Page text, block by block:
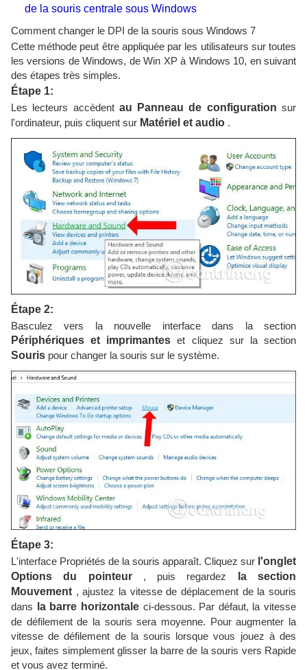
de la souris centrale sous Windows
Comment changer le DPI de la souris sous Windows 7
Cette méthode peut être appliquée par les utilisateurs sur toutes
les versions de Windows, de Win XP à Windows 10, en suivant
des étapes très simples.
Étape 1:
Les lecteurs accèdent au Panneau de configuration sur
l'ordinateur, puis cliquent sur Matériel et audio .
Étape 2:
Basculez vers la nouvelle interface dans la section
Périphériques et imprimantes et cliquez sur la section
Souris pour changer la souris sur le système.
Étape 3:
L'interface Propriétés de la souris apparaît. Cliquez sur l'onglet
Options du pointeur, puis regardez
la section
Mouvement , ajustez la vitesse de déplacement de la souris
dans
la barre horizontaleci-dessous. Par défaut, la vitesse
de défilement de la souris sera moyenne. Pour augmenter la
vitesse de défilement de la souris lorsque vous jouez à des
jeux, faites simplement glisser la barre de la souris vers Rapide
et vous avez terminé.